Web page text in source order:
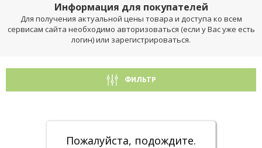
Информация для покупателей
Для получения актуальной цены товара и доступа ко всем
сервисам сайта необходимо авторизоваться (если у Вас уже есть
логин) или зарегистрироваться.
ФИЛЬТР
Пожалуйста, подождите.